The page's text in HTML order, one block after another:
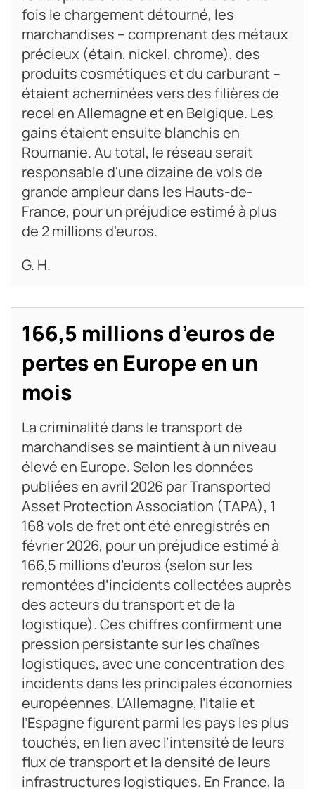
fois le chargement détourné, les
marchandises – comprenant des métaux
précieux (étain, nickel, chrome), des
produits cosmétiques et du carburant –
étaient acheminées vers des filières de
recel en Allemagne et en Belgique. Les
gains étaient ensuite blanchis en
Roumanie. Au total, le réseau serait
responsable d'une dizaine de vols de
grande ampleur dans les Hauts-de-
France, pour un préjudice estimé à plus
de 2 millions d'euros.
G. H.
166,5 millions d’euros de
pertes en Europe en un
mois
La criminalité dans le transport de
marchandises se maintient à un niveau
élevé en Europe. Selon les données
publiées en avril 2026 par Transported
Asset Protection Association (TAPA), 1
168 vols de fret ont été enregistrés en
février 2026, pour un préjudice estimé à
166,5 millions d’euros (selon sur les
remontées d’incidents collectées auprès
des acteurs du transport et de la
logistique). Ces chiffres confirment une
pression persistante sur les chaînes
logistiques, avec une concentration des
incidents dans les principales économies
européennes. L’Allemagne, l’Italie et
l’Espagne figurent parmi les pays les plus
touchés, en lien avec l’intensité de leurs
flux de transport et la densité de leurs
infrastructures logistiques. En France, la